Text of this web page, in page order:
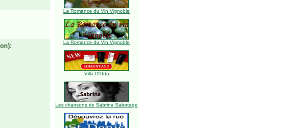
:
La Romance du Vin Vignoble
La Romance du Vin Vignoble
Villa D'Orta
Les chansons de Sabrina Sabotage